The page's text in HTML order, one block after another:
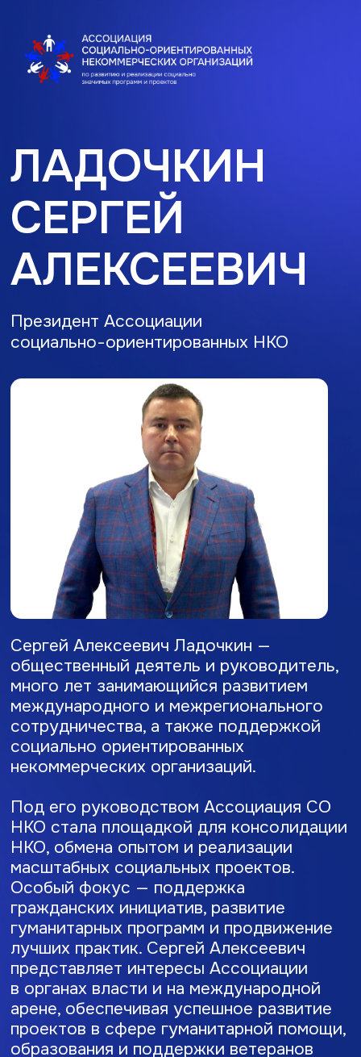
СЕРГЕЙ
АЛЕКСЕЕВИЧ
Президент Ассоциации
Сергей Алексеевич Ладочкин —
общественный деятель и руководитель,
много лет занимающийся развитием
международного и межрегионального
сотрудничества, а также поддержкой
социально ориентированных
некоммерческих организаций.
Под его руководством Ассоциация СО
НКО стала площадкой для консолидации
НКО, обмена опытом и реализации
масштабных социальных проектов.
гражданских инициатив, развитие
гуманитарных программ и продвижение
лучших практик. Сергей Алексеевич
представляет интересы Ассоциации
в органах власти и на международной
арене, обеспечивая успешное развитие
проектов в сфере гуманитарной помощи,
образования и поддержки ветеранов
и молодежи.
Приветственное слово
Президента Ассоциации
Ассоциация социально ориентированных
НКО — это сообщество, созданное для
объединения усилий в деле поддержки
и реализации социально значимых
инициатив. Мы стремимся быть опорой
для наших членов и партнёров, помогая
им развивать проекты, которые реально
меняют жизнь общества.
Уважаемые коллеги и партнеры!